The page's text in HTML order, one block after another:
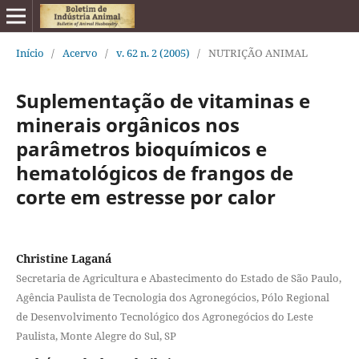
Início / Acervo / v. 62 n. 2 (2005) / NUTRIÇÃO ANIMAL
Suplementação de vitaminas e
minerais orgânicos nos
parâmetros bioquímicos e
hematológicos de frangos de
corte em estresse por calor
Christine Laganá
Secretaria de Agricultura e Abastecimento do Estado de São Paulo,
Agência Paulista de Tecnologia dos Agronegócios, Pólo Regional
de Desenvolvimento Tecnológico dos Agronegócios do Leste
Paulista, Monte Alegre do Sul, SP